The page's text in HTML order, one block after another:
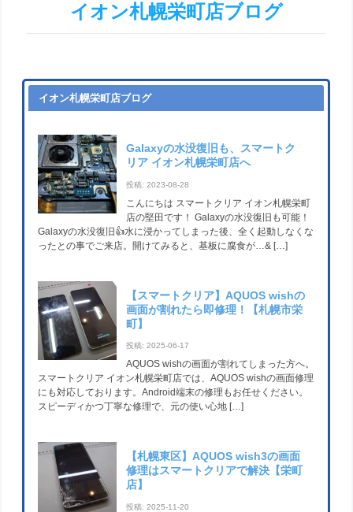
イオン札幌栄町店ブログ
イオン札幌栄町店ブログ
Galaxyの水没復旧も、スマートク
リア イオン札幌栄町店へ
投稿: 2023-08-28
こんにちは スマートクリア イオン札幌栄町
店の堅田です！ Galaxyの水没復旧も可能！
Galaxyの水没復旧👍水に浸かってしまった後、全く起動しなくな
ったとの事でご来店。開けてみると、基板に腐食が…& […]
【スマートクリア】AQUOS wishの
画面が割れたら即修理！【札幌市栄
町】
投稿: 2025-06-17
AQUOS wishの画面が割れてしまった方へ。
スマートクリア イオン札幌栄町店では、AQUOS wishの画面修理
にも対応しております。Android端末の修理もお任せください。
スピーディかつ丁寧な修理で、元の使い心地 […]
【札幌東区】AQUOS wish3の画面
修理はスマートクリアで解決【栄町
店】
投稿: 2025-11-20